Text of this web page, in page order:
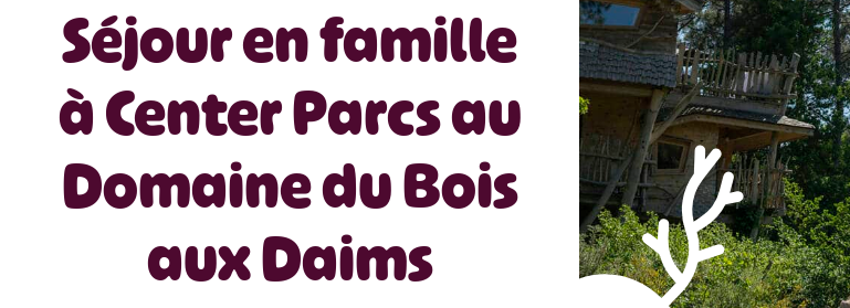
Séjour en famille
à Center Parcs au
Domaine du Bois
aux Daims